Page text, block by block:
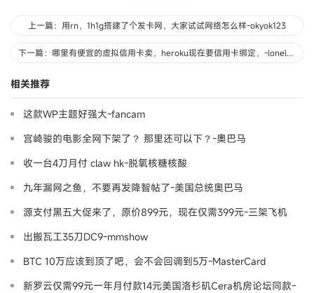
上一篇：用rn，1h1g搭建了个发卡网，大家试试网络怎么样-okyok123
下一篇：哪里有便宜的虚拟信用卡卖，heroku现在要信用卡绑定，-lonelyer
相关推荐
这款WP主题好强大-fancam
宫崎骏的电影全网下架了？ 那里还可以下？-奧巴马
收一台4刀月付 claw hk-脱氧核糖核酸
九年漏网之鱼，不要再发降智帖了-美国总统奥巴马
源支付黑五大促来了，原价899元，现在仅需399元-三架飞机
出搬瓦工35刀DC9-mmshow
BTC 10万应该到顶了吧，会不会回调到5万-MasterCard
新罗云仅需99元一年月付款14元美国洛杉矶Cera机房论坛同款-